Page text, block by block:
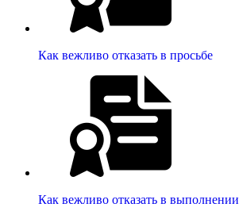
Как вежливо отказать в просьбе
Как вежливо отказать в